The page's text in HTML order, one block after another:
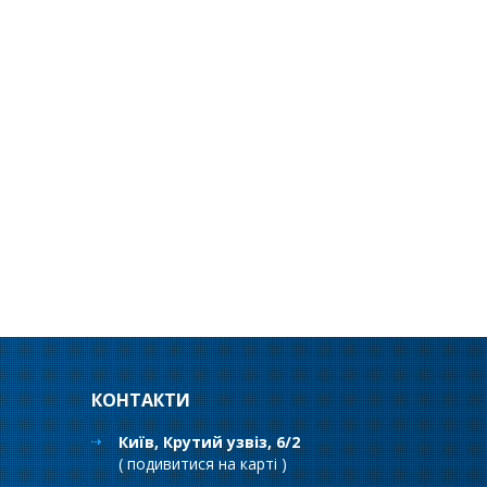
КОНТАКТИ
Київ, Крутий узвіз, 6/2
(подивитися на карті)